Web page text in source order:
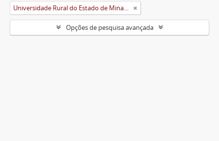
Universidade Rural do Estado de Minas Gerais (Uremg)
Opções de pesquisa avançada